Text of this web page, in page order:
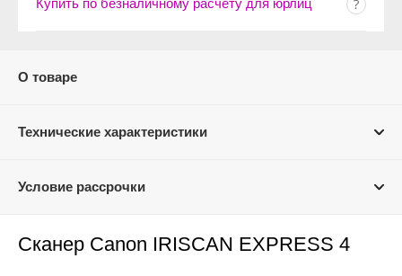
Купить по безналичному расчету для юрлиц
О товаре
Технические характеристики
Условие рассрочки
Сканер Canon IRISCAN EXPRESS 4